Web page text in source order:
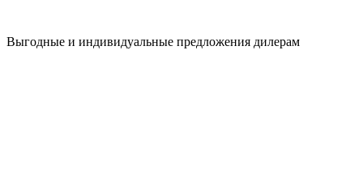
Выгодные и индивидуальные предложения дилерам